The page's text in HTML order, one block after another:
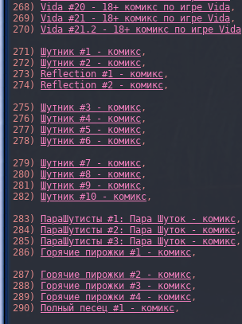
268) Vida #20 - 18+ комикс по игре Vida,
269) Vida #21 - 18+ комикс по игре Vida,
270) Vida #21.2 - 18+ комикс по игре Vida
271) Шутник #1 - комикс,
272) Шутник #2 - комикс,
273)
Reflection #1 - комикс,
274)
Reflection #2 - комикс,
275) Шутник #3 - комикс,
276) Шутник #4 - комикс,
277) Шутник #5 - комикс,
278) Шутник #6 - комикс,
279) Шутник #7 - комикс,
280) Шутник #8 - комикс,
281) Шутник #9 - комикс,
282) Шутник #10 - комикс,
283)
ПараШутисты #1: Пара Шуток - комикс,
284)
ПараШутисты #2: Пара Шуток - комикс,
285)
ПараШутисты #3: Пара Шуток - комикс,
286)
Горячие пирожки #1 - комикс,
287)
Горячие пирожки #2 - комикс,
288)
Горячие пирожки #3 - комикс,
289)
Горячие пирожки #4 - комикс,
290)
Полный песец #1 - комикс,